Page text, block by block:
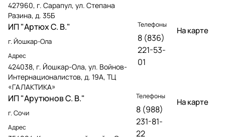
427960, г. Сарапул, ул. Степана
Разина, д. 35Б
ИП "Артюх С. В."
г. Йошкар-Ола
Адрес
424038, г. Йошкар-Ола, ул. Войнов-
Интернационалистов, д. 19А, ТЦ
«ГАЛАКТИКА»
Телефоны
8 (836)
221-53-
01
На карте
ИП "Арутюнов С. В."
г. Сочи
Адрес
Телефоны
8 (988)
231-81-
22
На карте